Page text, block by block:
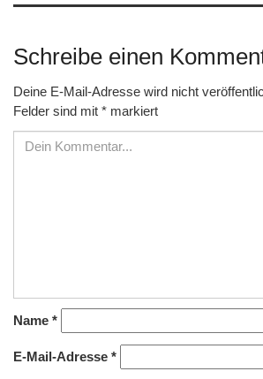
teilen twittern
Schreibe einen
Deine E-Mail-Adresse wird nicht
Felder sind mit * markiert
Name *
E-Mail-Adresse *